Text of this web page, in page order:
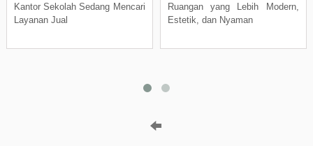
Kantor Sekolah Sedang Mencari
Layanan Jual
Ruangan yang Lebih Modern,
Estetik, dan Nyaman